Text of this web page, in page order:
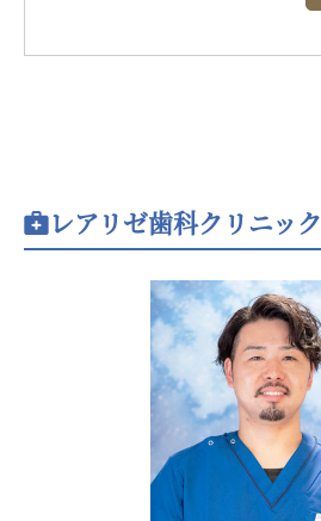
レアリゼ歯科クリニック